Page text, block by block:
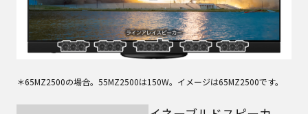
＊65MZ2500の場合。55MZ2500は150W。イメージは65MZ2500です。